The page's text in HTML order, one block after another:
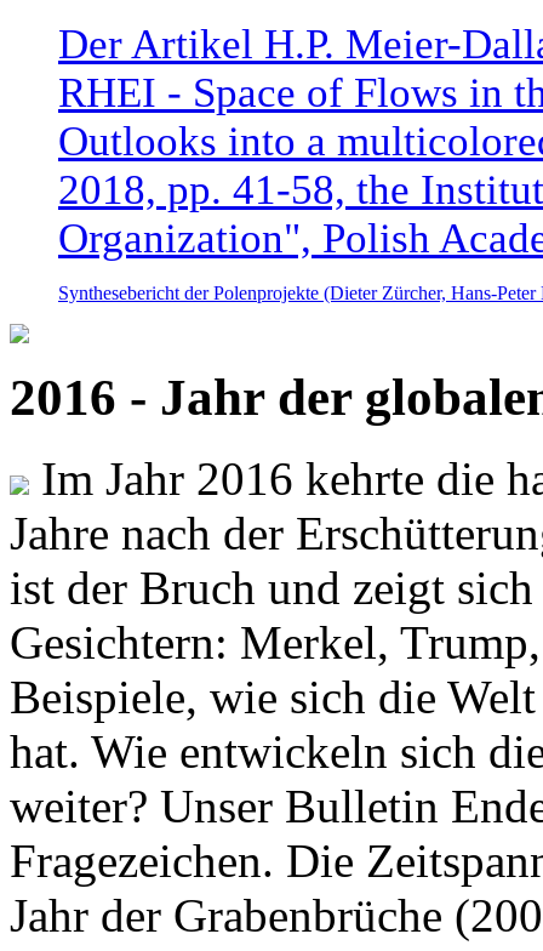
Der Artikel H.P. Meier-
RHEI - Space of Flows in
Outlooks into a
2018, pp. 41-58, the
Organization", Polish
Synthesebericht der Polenprojekte (Dieter Zürcher, Hans-
2016 - Jahr der
Im Jahr 2016 kehrte die
Jahre nach der
ist der Bruch und zeigt
Gesichtern: Merkel,
Beispiele, wie sich die
hat. Wie entwickeln sich
weiter? Unser Bulletin
Fragezeichen. Die
Jahr der Grabenbrüche